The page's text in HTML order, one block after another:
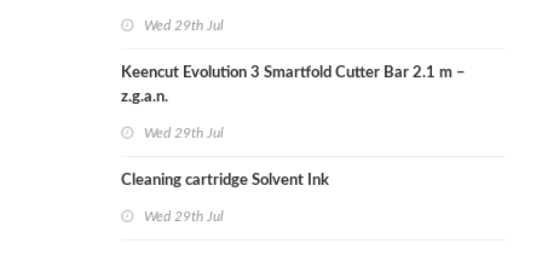
Wed 29th Jul
Keencut Evolution 3 Smartfold Cutter Bar 2.1 m –
z.g.a.n.
Wed 29th Jul
Cleaning cartridge Solvent Ink
Wed 29th Jul